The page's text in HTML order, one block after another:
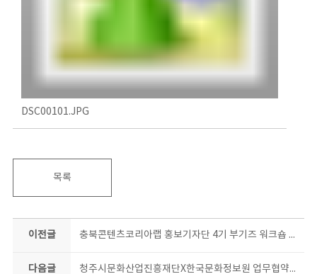
DSC00101.JPG
목록
이전글 충북콘텐츠코리아랩 홍보기자단 4기 부기즈 워크숍 개최
다음글 청주시문화산업진흥재단X한국문화정보원 업무협약! 질 좋은 콘텐츠로 찾아뵐게요♥